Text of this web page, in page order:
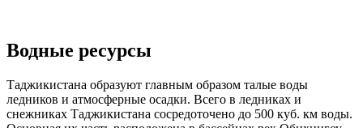
Водные ресурсы
Таджикистана образуют главным образом талые воды
ледников и атмосферные осадки. Всего в ледниках и
снежниках Таджикистана сосредоточено до 500 куб. км воды.